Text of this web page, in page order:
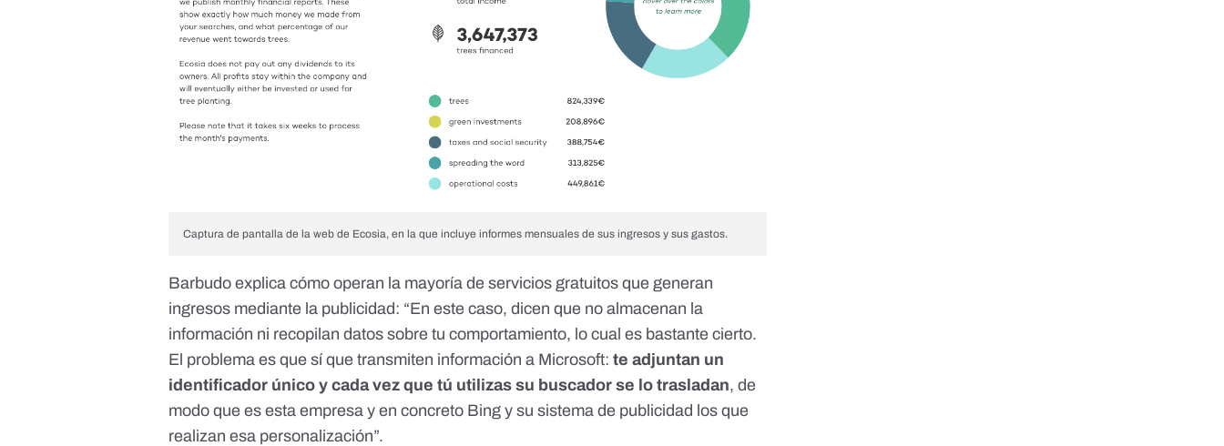
Captura de pantalla de la web de Ecosia, en la que incluye informes mensuales de sus ingresos y sus gastos.
Barbudo explica cómo operan la mayoría de servicios gratuitos que generan
ingresos mediante la publicidad: “En este caso, dicen que no almacenan la
información ni recopilan datos sobre tu comportamiento, lo cual es bastante cierto.
El problema es que sí que transmiten información a Microsoft:te adjuntan un
identificador único y cada vez que tú utilizas su buscador se lo trasladan, de
modo que es esta empresa y en concreto Bing y su sistema de publicidad los que
realizan esa personalización”.